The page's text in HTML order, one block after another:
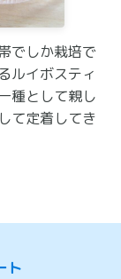
でしか栽培で
ルイボスティ
種として親し
て定着してき
ト